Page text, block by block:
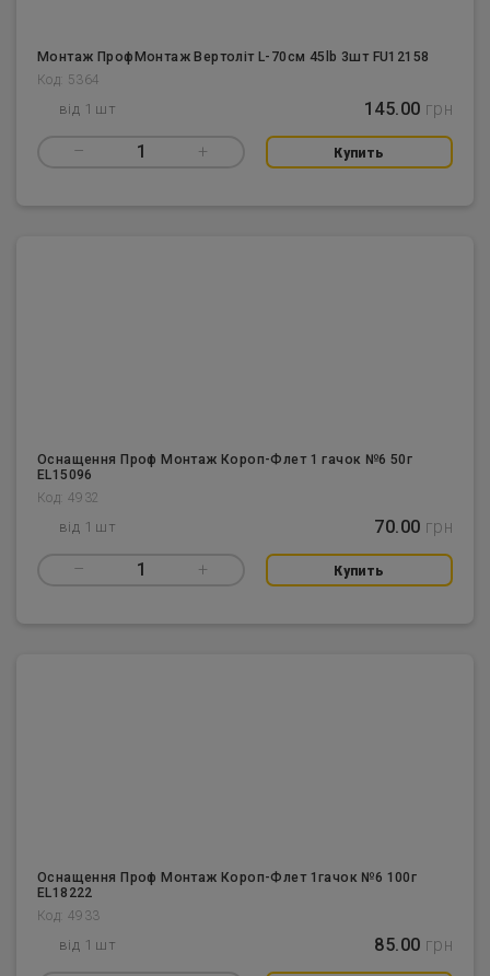
Монтаж ПрофМонтаж Вертоліт L-70см 45lb 3шт FU12158
Код: 5364
від 1 шт 145.00 грн
– 1 + Купить
Оснащення Проф Монтаж Короп-Флет 1 гачок №6 50г
EL15096
Код: 4932
від 1 шт 70.00 грн
– 1 + Купить
Оснащення Проф Монтаж Короп-Флет 1гачок №6 100г
EL18222
Код: 4933
від 1 шт 85.00 грн